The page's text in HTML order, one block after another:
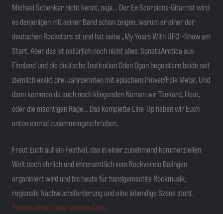
Michael Schenker nicht kennt, naja… Der Ex-Scorpions-Gitarrist wird
es denjenigen mit seiner Band schon zeigen, warum er einer der
deutschen Rockstars ist und hat seine „My Years With UFO“-Show am
Start. Aber das ist natürlich noch nicht alles: SonataArctica aus
Finnland und die deutsche Institution Oden Ogan begeistern beide seit
ziemlich exakt drei Jahrzehnten mit epischem Power/Folk Metal. Und
dann kommen da auch noch klingenden Namen wir Tankard, Heat,
oder die mächtigen Rage… Das komplette Line-Up haben wir Euch
unten einmal zusammengeschrieben.
Freut Euch auf ein Festival, das in einer zunehmend kommerziellen
Welt noch ehrlich und ehrenamtlich vom Rockverein Balingen
organisiert wird und bis heute für handgemachte Rockmusik,
regionale Nachwuchsförderung und eine lebendige Szene steht.
Tickets direkt unter diesem Link.